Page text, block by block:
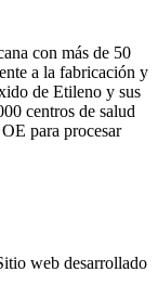
con más de 50
a la fabricación y
de Etileno y sus
centros de salud
para procesar
web desarrollado